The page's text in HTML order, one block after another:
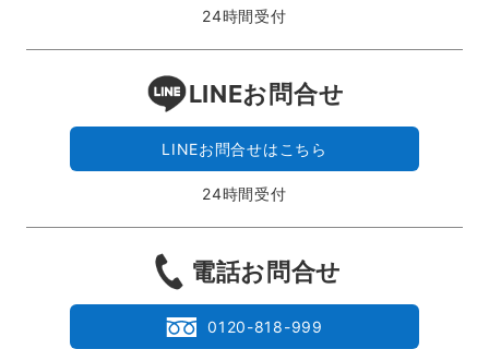
24時間受付
LINEお問合せ
LINEお問合せはこちら
24時間受付
電話お問合せ
0120-818-999